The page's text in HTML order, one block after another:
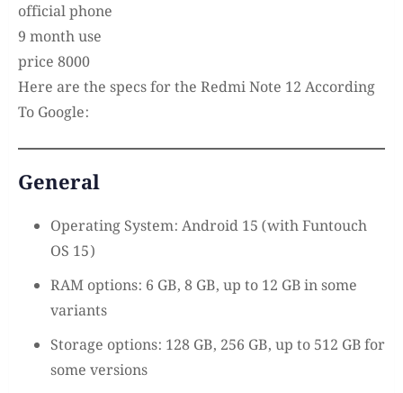
official phone
9 month use
price 8000
Here are the specs for the Redmi Note 12 According
To Google:
General
Operating System: Android 15 (with Funtouch
OS 15)
RAM options: 6 GB, 8 GB, up to 12 GB in some
variants
Storage options: 128 GB, 256 GB, up to 512 GB for
some versions